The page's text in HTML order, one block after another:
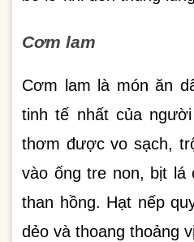
Cơm lam
Cơm lam là món ăn
tinh tế nhất của
thơm được vo sạch,
vào ống tre non, bịt lá
than hồng. Hạt nếp
dẻo và thoang thoảng